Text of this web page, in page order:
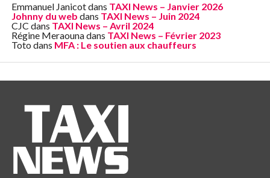
Emmanuel Janicotdans TAXI News – Janvier 2026
Johnny du web dans TAXI News – Juin 2024
CJC dans TAXI News – Avril 2024
Régine Meraounadans TAXI News – Février 2023
Toto dans MFA : Le soutien aux chauffeurs